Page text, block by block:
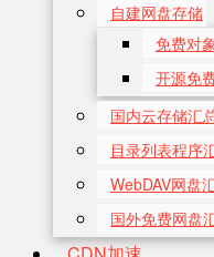
自建网盘存储
免费对
开源免
国内云存储汇
目录列表程序
WebDAV网盘
国外免费网盘